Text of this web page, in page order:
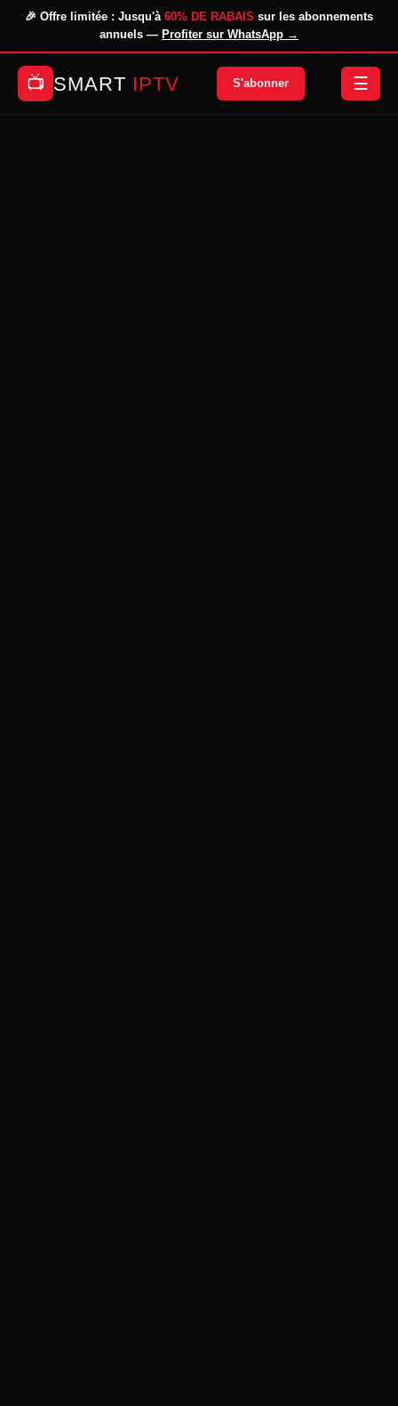
🎉 Offre limitée : Jusqu'à 60% DE RABAIS sur les abonnements
annuels — Profiter sur WhatsApp →
📺 SMART IPTV S'abonner ☰